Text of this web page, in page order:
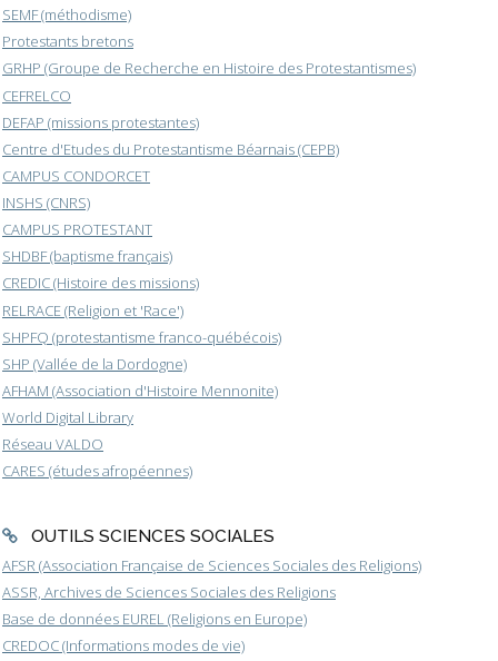
SEMF (méthodisme)
Protestants bretons
GRHP (Groupe de Recherche en Histoire des Protestantismes)
CEFRELCO
DEFAP (missions protestantes)
Centre d'Etudes du Protestantisme Béarnais (CEPB)
CAMPUS CONDORCET
INSHS (CNRS)
CAMPUS PROTESTANT
SHDBF (baptisme français)
CREDIC (Histoire des missions)
RELRACE (Religion et 'Race')
SHPFQ (protestantisme franco-québécois)
SHP (Vallée de la Dordogne)
AFHAM (Association d'Histoire Mennonite)
World Digital Library
Réseau VALDO
CARES (études afropéennes)
OUTILS SCIENCES SOCIALES
AFSR (Association Française de Sciences Sociales des Religions)
ASSR, Archives de Sciences Sociales des Religions
Base de données EUREL (Religions en Europe)
CREDOC (Informations modes de vie)